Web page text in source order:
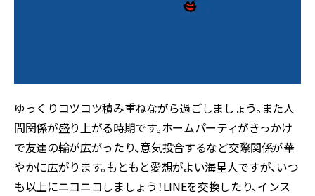
ゆっくりコツコツ積み重ねながら過ごしましょう。また人
間関係が盛り上がる時期です。ホームパーティがきっかけ
で友達の輪が広がったり、意気投合するなど交際関係が華
やかに広がります。もともと愛想がよい海星人ですが、いつ
も以上にニコニコしましょう！LINEを交換したり、インス